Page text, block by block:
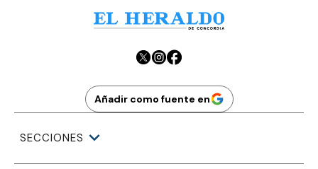
Añadir como fuente en
SECCIONES